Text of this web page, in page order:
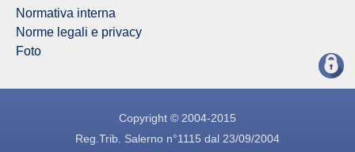
Normativa interna
Norme legali e privacy
Foto
Copyright © 2004-2015
Reg.Trib. Salerno n°1115 dal 23/09/2004